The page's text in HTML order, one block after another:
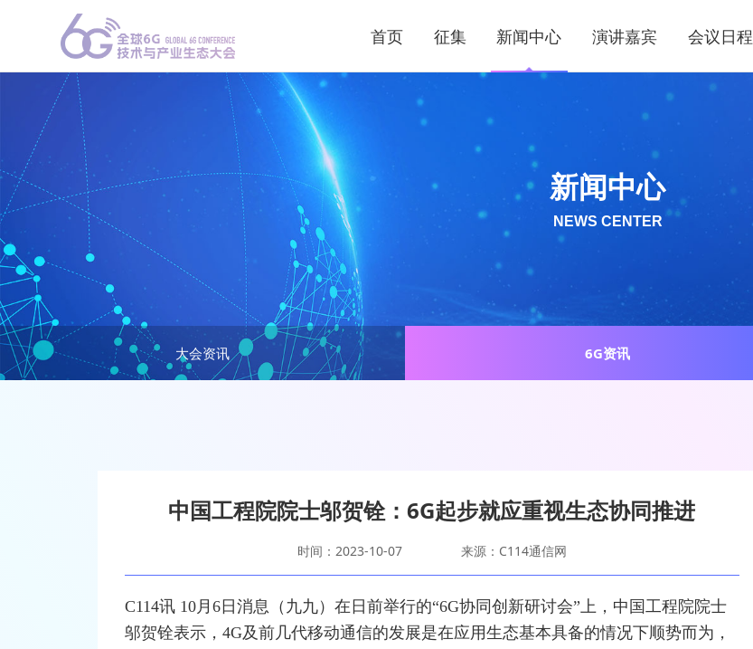
首页 征集 新闻中心 演讲嘉宾 会议日程
大会资讯 6G资讯
新闻中心
NEWS CENTER
中国工程院院士邬贺铨：6G起步就应重视生态协同推进
时间：2023-10-07 来源：C114通信网
C114讯 10月6日消息（九九）在日前举行的“6G协同创新研讨会”上，中国工程院院士
邬贺铨表示， 4G及前几代移动通信的发展是在应用生态基本具备的情况下顺势而为，